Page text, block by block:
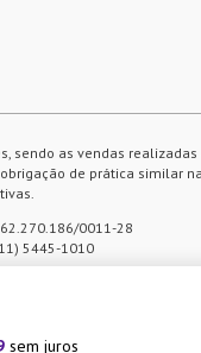
sem juros
as vendas
de prática similar
0011-28
5445-1010